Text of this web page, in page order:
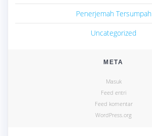
Penerjemah Tersumpah
Uncategorized
META
Masuk
Feed entri
Feed komentar
WordPress.org